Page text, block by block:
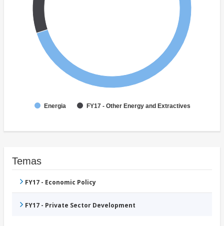
Energia FY17 - Other Energy and Extractives
Temas
FY17 - Economic Policy
FY17 - Private Sector Development